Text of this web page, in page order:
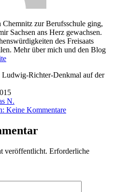
zur Berufsschule ging,
Sachsen ans Herz gewachsen.
des Freisaats
Mehr über mich und den Blog
Ludwig-Richter-Denkmal auf der
N.
Keine Kommentare
veröffentlicht. Erforderliche